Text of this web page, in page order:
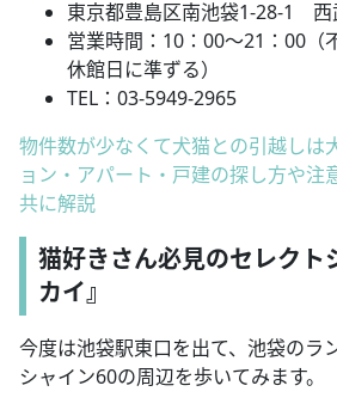
東京都豊島区南池袋1-28-1 西
営業時間：10：00～21：00（
休館日に準ずる）
TEL：03-5949-2965
物件数が少なくて犬猫との引越しは
ョン・アパート・戸建の探し方や注
共に解説
猫好きさん必見のセレクト
カイ』
今度は池袋駅東口を出て、池袋のラ
シャイン60の周辺を歩いてみます。